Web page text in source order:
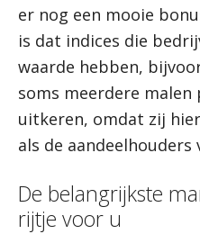
er nog een mooie
is dat indices die
waarde hebben,
soms meerdere malen
uitkeren, omdat zij
als de aandeelhouders
De belangrijkste
rijtje voor u